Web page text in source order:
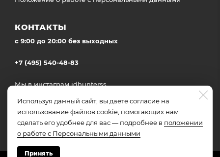
Используя данный сайт, вы даете согласие на
использование файлов cookie, помогающих нам
сделать его удобнее для вас — подробнее в положении
о работе с Персональными данными
Принять
КОНТАКТЫ
c 9:00 до 20:00 без выходных
+7 (495) 540-48-83
Мы в инстаграмidhunterss
Доставка во все регионы России